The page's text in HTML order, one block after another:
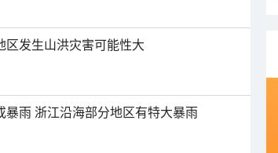
区发生山洪灾害可能性大
暴雨 浙江沿海部分地区有特大暴雨